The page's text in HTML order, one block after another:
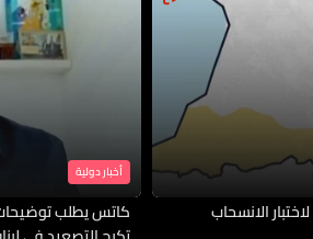
الانسحاب
أخبار دولية
كاتس يطلب